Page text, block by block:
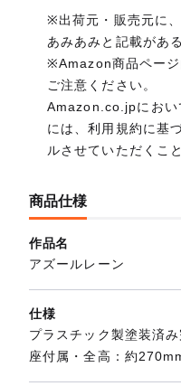
※出荷元・販売元に
あみあみと記載があ
※Amazon商品ページ
ご注意ください。
Amazon.co.jpにおい
には、利用規約に基
ルさせていただくこ
商品仕様
作品名
アズールレーン
仕様
プラスチック製塗装済
座付属・全高：約